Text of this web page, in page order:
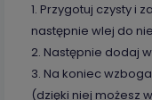
1. Przygotuj czysty i
następnie wlej do
2. Następnie dodaj
3. Na koniec
(dzięki niej możesz